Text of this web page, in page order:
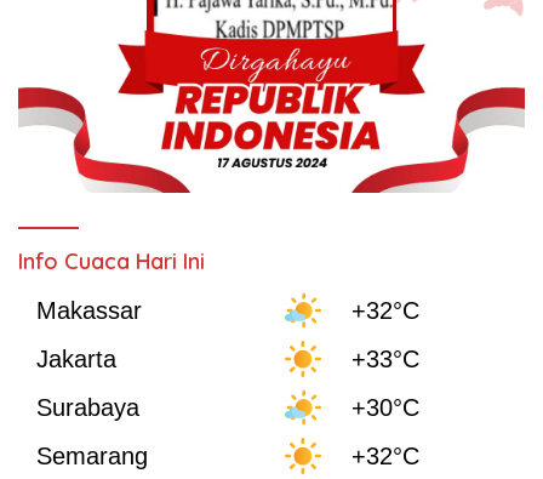
Info Cuaca Hari Ini
Makassar
+32°C
Jakarta
+33°C
Surabaya
+30°C
Semarang
+32°C